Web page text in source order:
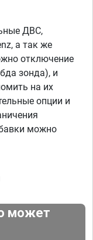
ДВС,
а так же
отключение
зонда), и
на их
опции и
можно
может